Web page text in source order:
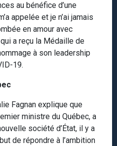
au bénéfice d’une
appelée et je n’ai jamais
en amour avec
a reçu la Médaille de
à son leadership
19.
Fagnan explique que
ministre du Québec, a
société d’État, il y a
de répondre à l’ambition